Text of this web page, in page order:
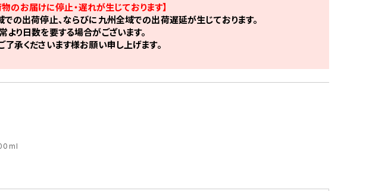
のお届けに停止・遅れが生じております】
の出荷停止、ならびに九州全域での出荷遅延が生じております。
より日数を要する場合がございます。
了承くださいます様お願い申し上げます。